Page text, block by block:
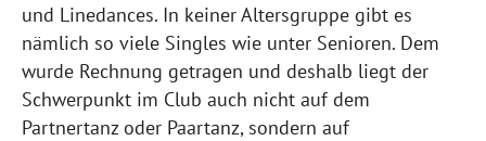
und Linedances. In keiner Altersgruppe gibt es
nämlich so viele Singles wie unter Senioren. Dem
wurde Rechnung getragen und deshalb liegt der
Schwerpunkt im Club auch nicht auf dem
Partnertanz oder Paartanz, sondern auf